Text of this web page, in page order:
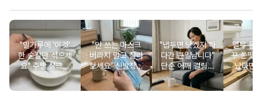
"밀가루에 '이것'
한 숟갈만 섞으세
요" 주방 싱크대
스테인리스가 새
것처럼 반짝입니
"안 쓰는 마스크
버리지 말고 잘라
보세요" 신발장에
퀘퀘한 냄새를 잡
아줍니다
"냅두면 낫겠지 하
다간 큰일납니다"
단순 어깨 결림으
로 착각하기 쉬운
오십견 초기 증상
열무 물
꾸 쓴맛
났다면,
때 이것
한